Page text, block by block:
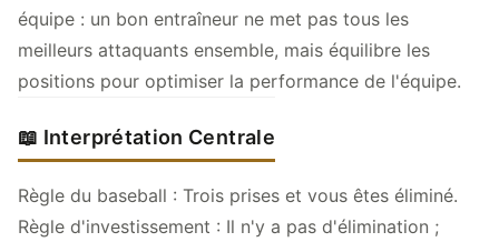
équipe : un bon entraîneur ne met pas tous les
meilleurs attaquants ensemble, mais équilibre les
positions pour optimiser la performance de l'équipe.
📖 Interprétation Centrale
Règle du baseball : Trois prises et vous êtes éliminé.
Règle d'investissement : Il n'y a pas d'élimination ;